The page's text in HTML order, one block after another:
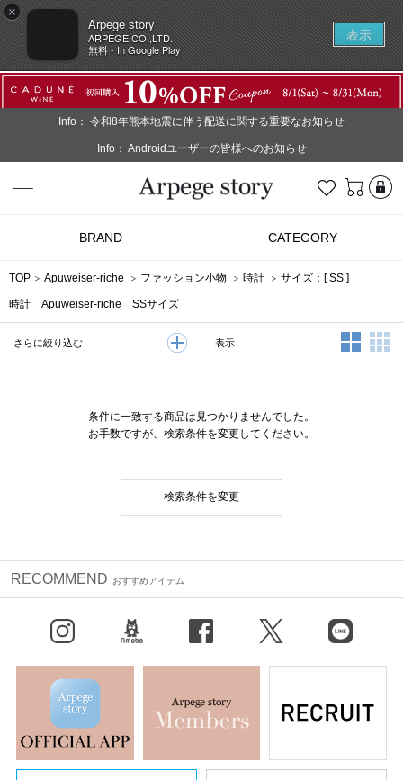
×
Arpege story
ARPEGE CO.,LTD.
無料 - In Google Play
表示
Info： 令和8年熊本地震に伴う配送に関する重要なお知らせ
Info： Androidユーザーの皆様へのお知らせ
お気に入り
BRAND CATEGORY
TOP Apuweiser-riche ファッション小物 時計 サイズ：[SS ]
時計 Apuweiser-riche SSサイズ
さらに絞り込む 表示 2列表示
条件に一致する商品は見つかりませんでした。
お手数ですが、検索条件を変更してください。
検索条件を変更
RECOMMEND おすすめアイテム
X（旧Twitter） LINE